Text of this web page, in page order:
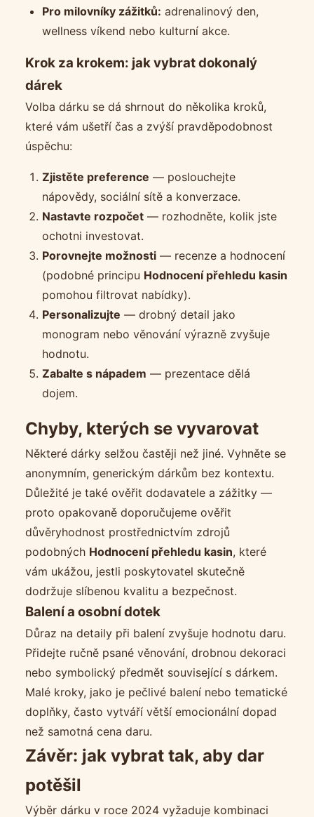
Pro milovníky zážitků: adrenalinový den,
wellness víkend nebo kulturní akce.
Krok za krokem: jak vybrat dokonalý
dárek
Volba dárku se dá shrnout do několika kroků,
které vám ušetří čas a zvýší pravděpodobnost
úspěchu:
Zjistěte preference — poslouchejte
nápovědy, sociální sítě a konverzace.
Nastavte rozpočet — rozhodněte, kolik jste
ochotni investovat.
Porovnejte možnosti — recenze a hodnocení
(podobné principu Hodnocení přehledu kasin
pomohou filtrovat nabídky).
Personalizujte — drobný detail jako
monogram nebo věnování výrazně zvyšuje
hodnotu.
Zabalte s nápadem — prezentace dělá
dojem.
Chyby, kterých se vyvarovat
Některé dárky selžou častěji než jiné. Vyhněte se
anonymním, generickým dárkům bez kontextu.
Důležité je také ověřit dodavatele a zážitky —
proto opakovaně doporučujeme ověřit
důvěryhodnost prostřednictvím zdrojů
podobných Hodnocení přehledu kasin, které
vám ukážou, jestli poskytovatel skutečně
dodržuje slíbenou kvalitu a bezpečnost.
Balení a osobní dotek
Důraz na detaily při balení zvyšuje hodnotu daru.
Přidejte ručně psané věnování, drobnou dekoraci
nebo symbolický předmět související s dárkem.
Malé kroky, jako je pečlivé balení nebo tematické
doplňky, často vytváří větší emocionální dopad
než samotná cena daru.
Závěr: jak vybrat tak, aby dar
potěšil
Výběr dárku v roce 2024 vyžaduje kombinaci